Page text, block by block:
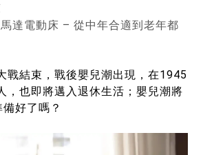
達電動床 – 從中年合適到老年都
戰結束，戰後嬰兒潮出現，在1945
，也即將邁入退休生活；嬰兒潮將
好了嗎？